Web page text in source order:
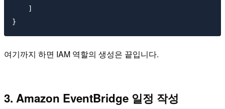
    ]
여기까지 하면 IAM 역할의 생성은 끝입니다.
3. Amazon EventBridge 일정 작성